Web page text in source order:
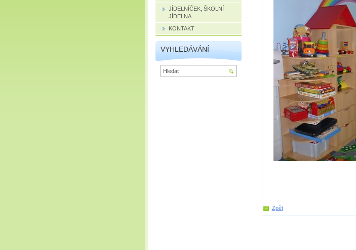
Zpět
JÍDELNÍČEK, ŠKOLNÍ
JÍDELNA
KONTAKT
VYHLEDÁVÁNÍ